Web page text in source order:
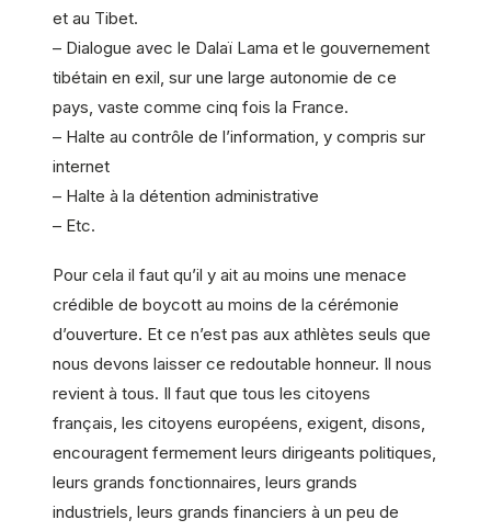
et au Tibet.
– Dialogue avec le Dalaï Lama et le gouvernement
tibétain en exil, sur une large autonomie de ce
pays, vaste comme cinq fois la France.
– Halte au contrôle de l’information, y compris sur
internet
– Halte à la détention administrative
– Etc.
Pour cela il faut qu’il y ait au moins une menace
crédible de boycott au moins de la cérémonie
d’ouverture. Et ce n’est pas aux athlètes seuls que
nous devons laisser ce redoutable honneur. Il nous
revient à tous. Il faut que tous les citoyens
français, les citoyens européens, exigent, disons,
encouragent fermement leurs dirigeants politiques,
leurs grands fonctionnaires, leurs grands
industriels, leurs grands financiers à un peu de